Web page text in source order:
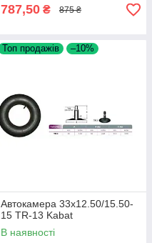
787,50 ₴ 875 ₴
Топ продажів –10%
Автокамера 33x12.50/15.50-
15 TR-13 Kabat
В наявності